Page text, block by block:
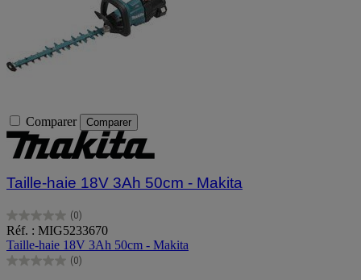
Comparer Comparer
Taille-haie 18V 3Ah 50cm - Makita
(0)
0.0
sur
5
étoiles.
Réf. : MIG5233670
Taille-haie 18V 3Ah 50cm - Makita
(0)
0.0